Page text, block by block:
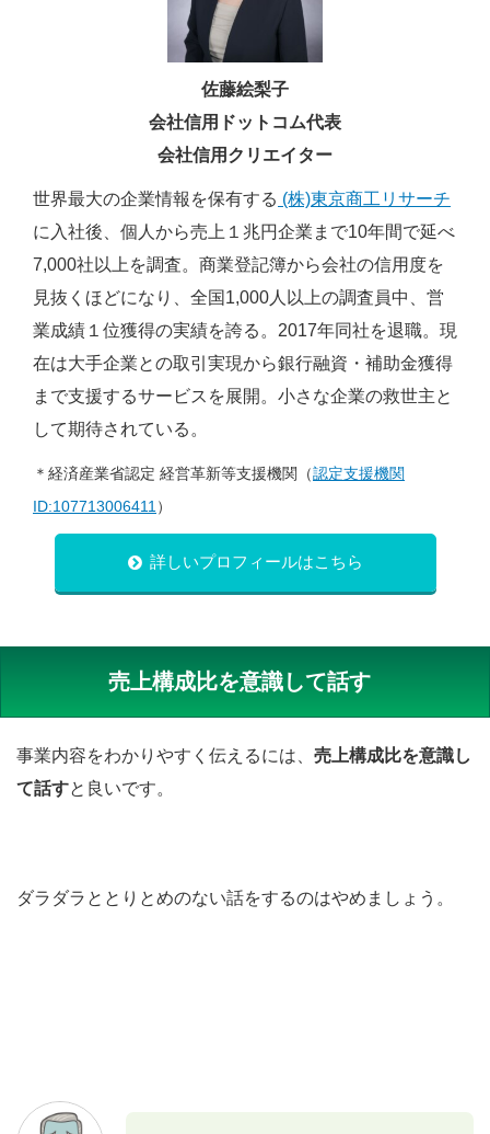
佐藤絵梨子
会社信用ドットコム代表
会社信用クリエイター
世界最大の企業情報を保有する (株)東京商工リサーチ
に入社後、個人から売上１兆円企業まで10年間で延べ
7,000社以上を調査。商業登記簿から会社の信用度を
見抜くほどになり、全国1,000人以上の調査員中、営
業成績１位獲得の実績を誇る。2017年同社を退職。現
在は大手企業との取引実現から銀行融資・補助金獲得
まで支援するサービスを展開。小さな企業の救世主と
して期待されている。
＊経済産業省認定 経営革新等支援機関（認定支援機関
ID:107713006411 ）
詳しいプロフィールはこちら
売上構成比を意識して話す
事業内容をわかりやすく伝えるには、 売上構成比を意識し
て話すと良いです。
ダラダラととりとめのない話をするのはやめましょう。